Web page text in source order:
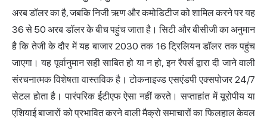
अरब डॉलर का है, जबकि निजी ऋण और कमोडिटीज को शामिल करने पर यह
36 से 50 अरब डॉलर के बीच पहुंच जाता है। सिटी और बीसीजी का अनुमान
है कि तेजी के दौर में यह बाजार 2030 तक 16 ट्रिलियन डॉलर तक पहुंच
जाएगा। यह पूर्वानुमान सही साबित हो या न हो, इन रैपर्स द्वारा दी जाने वाली
संरचनात्मक विशेषता वास्तविक है। टोकनाइज्ड एसएंडपी एक्सपोजर 24/7
सेटल होता है। पारंपरिक ईटीएफ ऐसा नहीं करते। सप्ताहांत में यूरोपीय या
एशियाई बाजारों को प्रभावित करने वाली मैक्रो समाचारों का फिलहाल केवल